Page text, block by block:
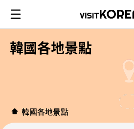
韓國各地景點
韓國各地景點